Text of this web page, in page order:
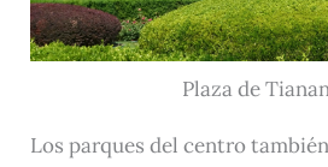
Plaza de
Los parques del centro